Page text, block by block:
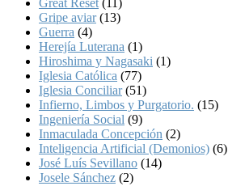
Gripe aviar(13)
Guerra (4)
Herejía Luterana (1)
Hiroshima y Nagasaki (1)
Iglesia Católica (77)
Iglesia Conciliar(51)
Infierno, Limbos y Purgatorio. (15)
Ingeniería Social (9)
Inmaculada Concepción (2)
Inteligencia Artificial (Demonios) (6)
José Luís Sevillano (14)
Josele Sánchez (2)